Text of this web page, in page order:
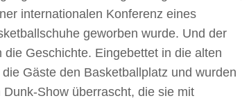
internationalen Konferenz eines
geworben wurde. Und der
Geschichte. Eingebettet in die alten
Gäste den Basketballplatz und wurden
Show überrascht, die sie mit